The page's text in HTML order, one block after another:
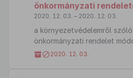
önkormányzati
2020. 12. 03. – 2020. 12. 03.
a környezetvédelemről
önkormányzati rendelet
2020. 12. 03.